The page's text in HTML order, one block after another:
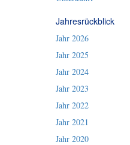
Jahresrückblick
Jahr 2026
Jahr 2025
Jahr 2024
Jahr 2023
Jahr 2022
Jahr 2021
Jahr 2020